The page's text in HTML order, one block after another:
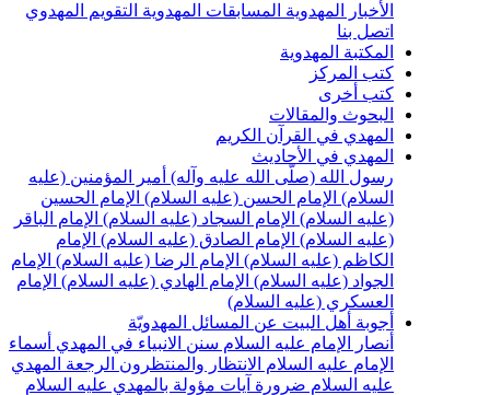
المهدويةالمسابقات المهدويةالتقويم المهدوي
المهدوية
والمقالات
في القرآن الكريم
في الأحاديث
الله (صلّى الله عليه وآله) أمير المؤمنين (عليه
الإمام الحسن (عليه السلام) الإمام الحسين
الإمام السجاد (عليه السلام) الإمام الباقر
الإمام الصادق (عليه السلام) الإمام
(عليه السلام) الإمام الرضا (عليه السلام) الإمام
(عليه السلام) الإمام الهادي (عليه السلام) الإمام
(عليه السلام)
أهل البيت عن المسائل المهدويّة
الإمام عليه السلامسنن الانبياء في المهديأسماء
عليه السلامالانتظار والمنتظرونالرجعةالمهدي
السلام ضرورة آيات مؤولة بالمهدي عليه السلام